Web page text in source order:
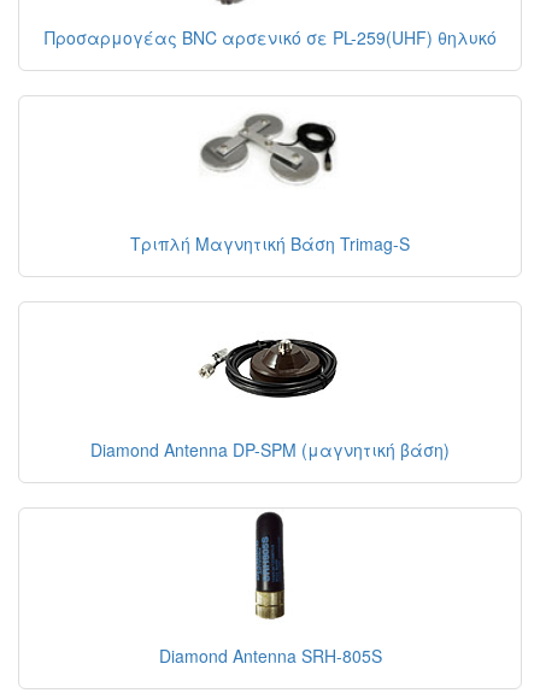
Προσαρμογέας BNC αρσενικό σε PL-259(UHF) θηλυκό
Τριπλή Μαγνητική Βάση Trimag-S
Diamond Antenna DP-SPM (μαγνητική βάση)
Diamond Antenna SRH-805S